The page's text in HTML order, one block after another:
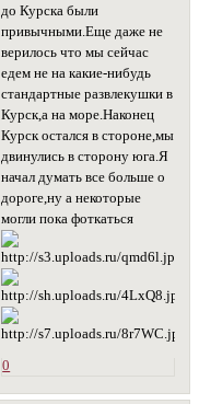
до Курска были
привычными.Еще даже не
верилось что мы сейчас
едем не на какие-нибудь
стандартные развлекушки в
Курск,а на море.Наконец
Курск остался в стороне,мы
двинулись в сторону юга.Я
начал думать все больше о
дороге,ну а некоторые
могли пока фоткаться
0